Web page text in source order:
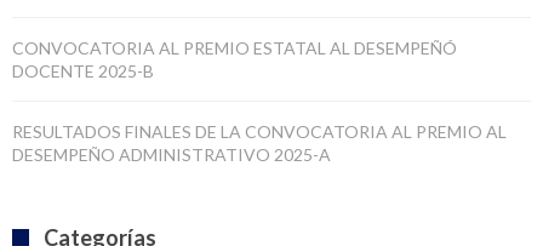
CONVOCATORIA AL PREMIO ESTATAL AL DESEMPEÑÓ
DOCENTE 2025-B
RESULTADOS FINALES DE LA CONVOCATORIA AL PREMIO AL
DESEMPEÑO ADMINISTRATIVO 2025-A
Categorías